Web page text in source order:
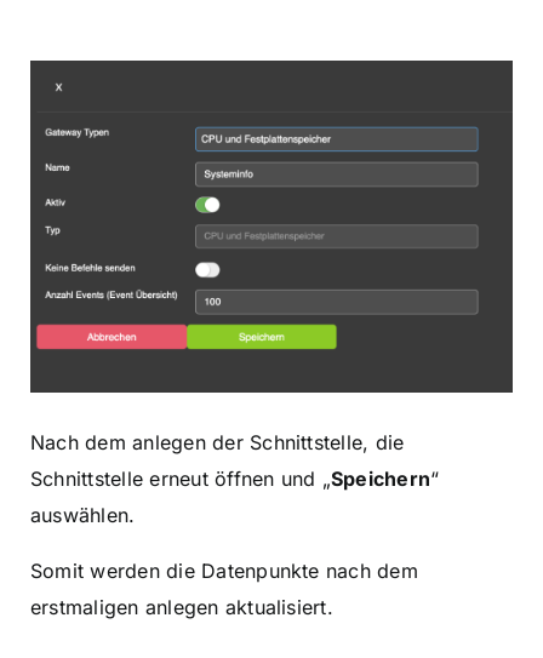
Nach dem anlegen der Schnittstelle, die
Schnittstelle erneut öffnen und „Speichern“
auswählen.
Somit werden die Datenpunkte nach dem
erstmaligen anlegen aktualisiert.